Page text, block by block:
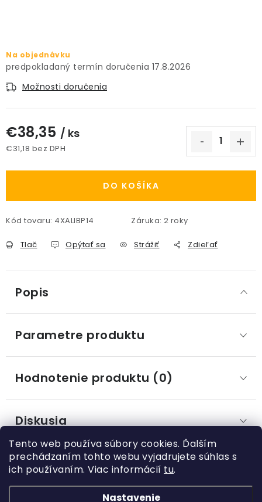
Tento web používa súbory cookies. Ďalším
prechádzaním tohto webu vyjadrujete súhlas s
ich používaním. Viac informácií tu.
Nastavenie
KVETINÁČE A OBALY NA RASTLINY
ZNAČKY
Podmienky ochrany osobných údajov
Spôsoby platby
Kontakt / Právne údaje
Na objednávku
17.8.2026
Možnosti doručenia
€38,35 / ks
€31,18 bez DPH
DO KOŠÍKA
Kód tovaru: 4XALIBP14 Záruka: 2 roky
Tlač Opýtať sa Strážiť Zdieľať
Popis
Parametre produktu
Hodnotenie produktu (0)
Diskusia
á